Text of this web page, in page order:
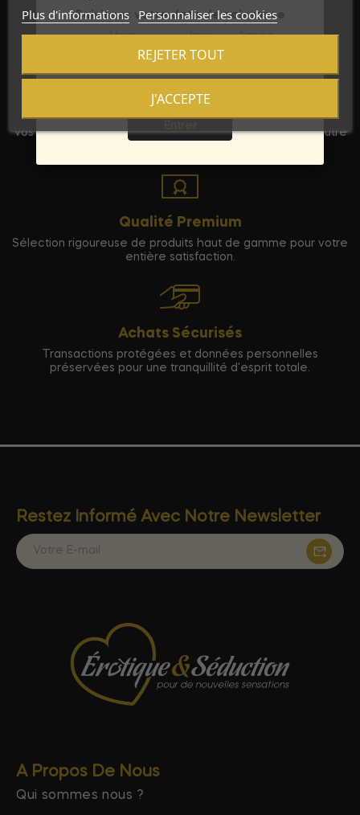
Discrétion Assurée
Vos commandes sont expédiées dans un emballage neutre
Qualité Premium
Sélection rigoureuse de produits haut de gamme pour votre
entière satisfaction.
Achats Sécurisés
Transactions protégées et données personnelles
préservées pour une tranquillité d'esprit totale.
Restez Informé Avec Notre Newsletter
A Propos De Nous
Qui sommes nous ?
Plus d'informations Personnaliser les cookies
REJETER TOUT
J'ACCEPTE
Saisissez votre date de naissance
Mois
Jour Année
Sortie